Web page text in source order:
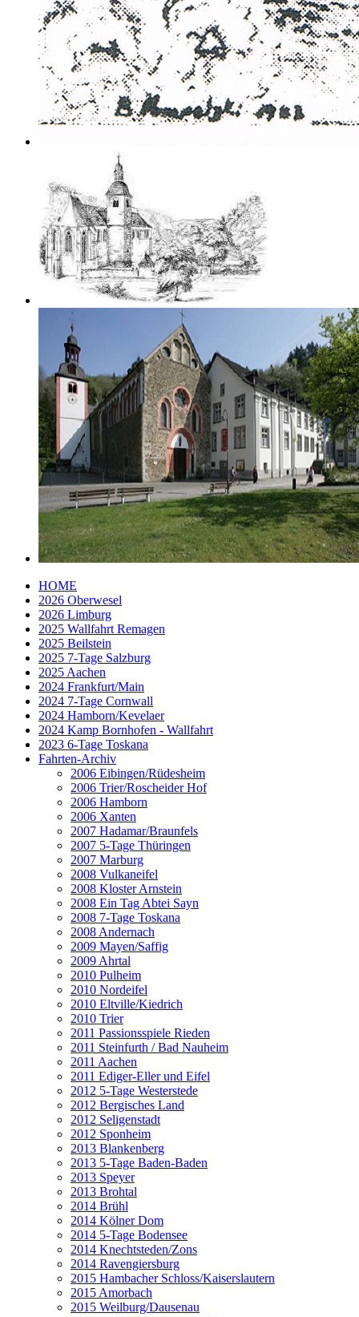
HOME
2026 Oberwesel
2026 Limburg
2025 Wallfahrt Remagen
2025 Beilstein
2025 7-Tage Salzburg
2025 Aachen
2024 Frankfurt/Main
2024 7-Tage Cornwall
2024 Hamborn/Kevelaer
2024 Kamp Bornhofen - Wallfahrt
2023 6-Tage Toskana
Fahrten-Archiv
2006 Eibingen/Rüdesheim
2006 Trier/Roscheider Hof
2006 Hamborn
2006 Xanten
2007 Hadamar/Braunfels
2007 5-Tage Thüringen
2007 Marburg
2008 Vulkaneifel
2008 Kloster Arnstein
2008 Ein Tag Abtei Sayn
2008 7-Tage Toskana
2008 Andernach
2009 Mayen/Saffig
2009 Ahrtal
2010 Pulheim
2010 Nordeifel
2010 Eltville/Kiedrich
2010 Trier
2011 Passionsspiele Rieden
2011 Steinfurth / Bad Nauheim
2011 Aachen
2011 Ediger-Eller und Eifel
2012 5-Tage Westerstede
2012 Bergisches Land
2012 Seligenstadt
2012 Sponheim
2013 Blankenberg
2013 5-Tage Baden-Baden
2013 Speyer
2013 Brohtal
2014 Brühl
2014 Kölner Dom
2014 5-Tage Bodensee
2014 Knechtsteden/Zons
2014 Ravengiersburg
2015 Hambacher Schloss/Kaiserslautern
2015 Amorbach
2015 Weilburg/Dausenau